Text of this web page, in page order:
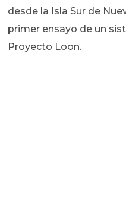
desde la Isla Sur de
primer ensayo de un
Proyecto Loon.